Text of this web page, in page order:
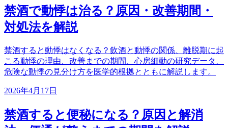
禁酒で動悸は治る？原因・改善期間・
対処法を解説
禁酒すると動悸はなくなる？飲酒と動悸の関係、離脱期に起
こる動悸の理由、改善までの期間、心房細動の研究データ、
危険な動悸の見分け方を医学的根拠とともに解説します。
2026年4月17日
禁酒すると便秘になる？原因と解消